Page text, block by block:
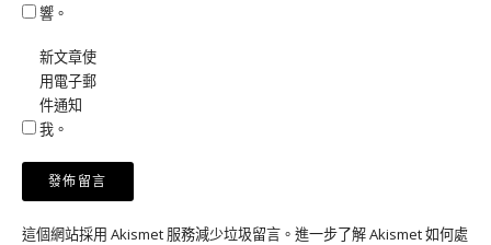
響。
新文章使
用電子郵
件通知
我。
這個網站採用 Akismet 服務減少垃圾留言。 進一步了解 Akismet 如何處